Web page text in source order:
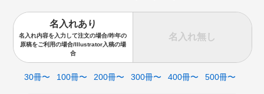
名入れあり
名入れ内容を入力して注文の場合/昨年の
原稿をご利用の場合/Illustrator入稿の場
合
名入れ無し
30冊〜 100冊〜 200冊〜 300冊〜 400冊〜 500冊〜